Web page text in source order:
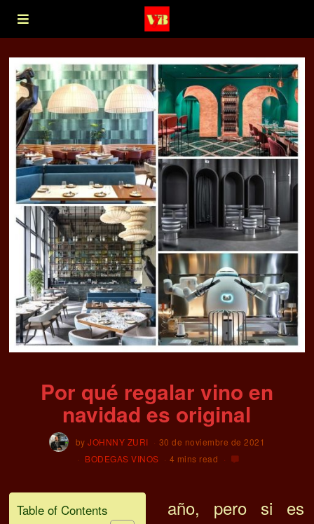
Por qué regalar vino en
navidad es original
byJOHNNY ZURI
30 de noviembre de 2021
BODEGAS VINOS
4 mins read
Table of Contents
año, pero si es